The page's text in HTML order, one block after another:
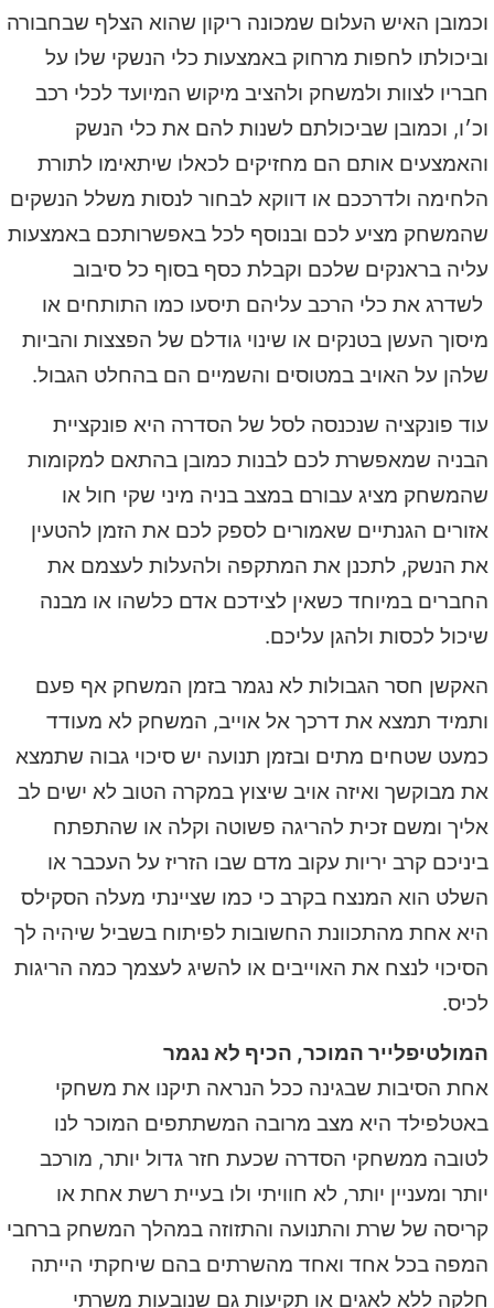
וכמובן האיש העלום שמכונה ריקון שהוא הצלף שבחבורה
וביכולתו לחפות מרחוק באמצעות כלי הנשקי שלו על
חבריו לצוות ולמשחק ולהציב מיקוש המיועד לכלי רכב
וכ׳ו, וכמובן שביכולתם לשנות להם את כלי הנשק
והאמצעים אותם הם מחזיקים לכאלו שיתאימו לתורת
הלחימה ולדרככם או דווקא לבחור לנסות משלל הנשקים
שהמשחק מציע לכם ובנוסף לכל באפשרותכם באמצעות
עליה בראנקים שלכם וקבלת כסף בסוף כל סיבוב
לשדרג את כלי הרכב עליהם תיסעו כמו התותחים או
מיסוך העשן בטנקים או שינוי גודלם של הפצצות והביות
שלהן על האויב במטוסים והשמיים הם בהחלט הגבול.
עוד פונקציה שנכנסה לסל של הסדרה היא פונקציית
הבניה שמאפשרת לכם לבנות כמובן בהתאם למקומות
שהמשחק מציג עבורם במצב בניה מיני שקי חול או
אזורים הגנתיים שאמורים לספק לכם את הזמן להטעין
את הנשק, לתכנן את המתקפה ולהעלות לעצמם את
החברים במיוחד כשאין לצידכם אדם כלשהו או מבנה
שיכול לכסות ולהגן עליכם.
האקשן חסר הגבולות לא נגמר בזמן המשחק אף פעם
ותמיד תמצא את דרכך אל אוייב, המשחק לא מעודד
כמעט שטחים מתים ובזמן תנועה יש סיכוי גבוה שתמצא
את מבוקשך ואיזה אויב שיצוץ במקרה הטוב לא ישים לב
אליך ומשם זכית להריגה פשוטה וקלה או שהתפתח
ביניכם קרב יריות עקוב מדם שבו הזריז על העכבר או
השלט הוא המנצח בקרב כי כמו שציינתי מעלה הסקילס
היא אחת מהתכוונת החשובות לפיתוח בשביל שיהיה לך
הסיכוי לנצח את האוייבים או להשיג לעצמך כמה הריגות
לכיס.
המולטיפלייר המוכר, הכיף לא נגמר
אחת הסיבות שבגינה ככל הנראה תיקנו את משחקי
באטלפילד היא מצב מרובה המשתתפים המוכר לנו
לטובה ממשחקי הסדרה שכעת חזר גדול יותר, מורכב
יותר ומעניין יותר, לא חוויתי ולו בעיית רשת אחת או
קריסה של שרת והתנועה והתזוזה במהלך המשחק ברחבי
המפה בכל אחד ואחד מהשרתים בהם שיחקתי הייתה
חלקה ללא לאגים או תקיעות גם שנובעות משרתי